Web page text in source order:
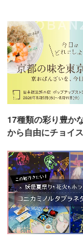
17種類の彩り豊か
から自由にチョイス